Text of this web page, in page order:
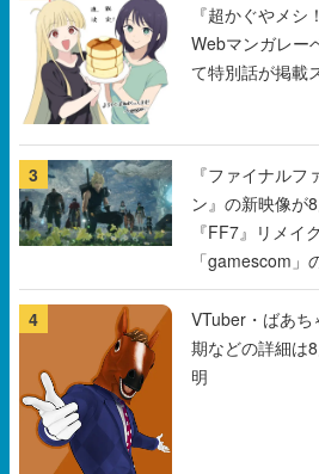
『超かぐやメ
Webマンガレー
て特別話が掲載
3
『ファイナル
ン』の新映像が
『FF7』リメイ
「gamescom
ブにてディレク
る予定
4
VTuber・ばあ
期などの詳細は
明